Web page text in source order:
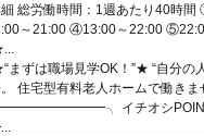
総労働時間：1週あたり40時
～21:00 ④13:00～22:00
まずは職場見学OK！”★ “自分の
住宅型有料老人ホームで働きま
イチオシPOINT